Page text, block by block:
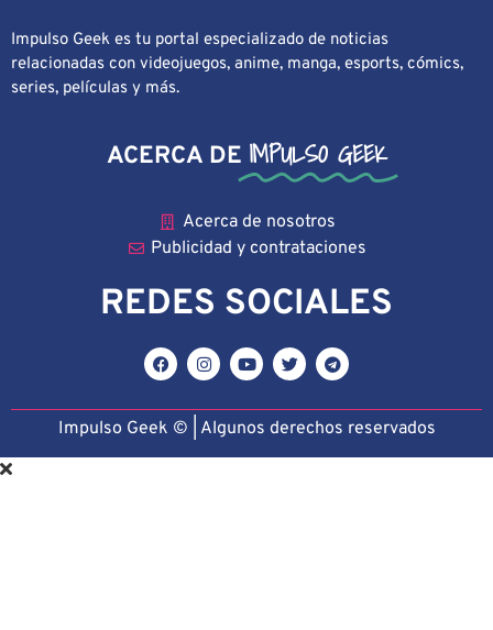
Impulso Geek es tu portal especializado de noticias
relacionadas con videojuegos, anime, manga, esports, cómics,
series, películas y más.
ACERCA DE IMPULSO GEEK
Acerca de nosotros
Publicidad y contrataciones
REDES SOCIALES
Impulso Geek © | Algunos derechos reservados